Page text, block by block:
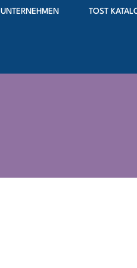
UNTERNEHMEN TOST